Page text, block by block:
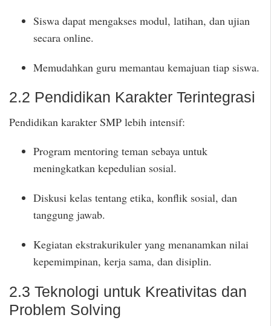
Siswa dapat mengakses modul, latihan, dan ujian
secara online.
Memudahkan guru memantau kemajuan tiap siswa.
2.2 Pendidikan Karakter Terintegrasi
Pendidikan karakter SMP lebih intensif:
Program mentoring teman sebaya untuk
meningkatkan kepedulian sosial.
Diskusi kelas tentang etika, konflik sosial, dan
tanggung jawab.
Kegiatan ekstrakurikuler yang menanamkan nilai
kepemimpinan, kerja sama, dan disiplin.
2.3 Teknologi untuk Kreativitas dan
Problem Solving